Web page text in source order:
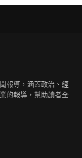
報導，涵蓋政治、經
的報導，幫助讀者全